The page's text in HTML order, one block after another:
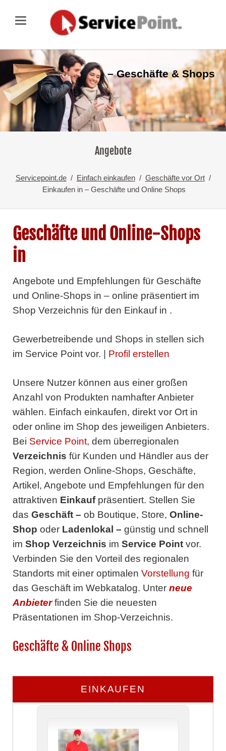
– Geschäfte & Shops
Angebote
Servicepoint.de Einfach einkaufen
Geschäfte vor Ort
Einkaufen in – Geschäfte und Online Shops
Geschäfte und Online-Shops
in
Angebote und Empfehlungen für Geschäfte
und Online-Shops in – online präsentiert im
Shop Verzeichnis für den Einkauf in .
Gewerbetreibende und Shops in stellen sich
im Service Point vor. | Profil erstellen
Unsere Nutzer können aus einer großen
Anzahl von Produkten namhafter Anbieter
wählen. Einfach einkaufen, direkt vor Ort in
oder online im Shop des jeweiligen Anbieters.
Bei Service Point, dem überregionalen
Verzeichnis für Kunden und Händler aus der
Region, werden Online-Shops, Geschäfte,
Artikel, Angebote und Empfehlungen für den
attraktiven Einkaufpräsentiert. Stellen Sie
das Geschäft – ob Boutique, Store, Online-
Shop oder Ladenlokal – günstig und schnell
im Shop Verzeichnis im Service Pointvor.
Verbinden Sie den Vorteil des regionalen
Standorts mit einer optimalen Vorstellung für
das Geschäft im Webkatalog. Unter neue
Anbieterfinden Sie die neuesten
Präsentationen im Shop-Verzeichnis.
Geschäfte & Online Shops
EINKAUFEN